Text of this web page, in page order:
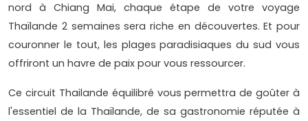
nord à Chiang Mai, chaque étape de votre voyage
Thaïlande 2 semaines sera riche en découvertes. Et pour
couronner le tout, les plages paradisiaques du sud vous
offriront un havre de paix pour vous ressourcer.
Ce circuit Thailande équilibré vous permettra de goûter à
l'essentiel de la Thaïlande, de sa gastronomie réputée à